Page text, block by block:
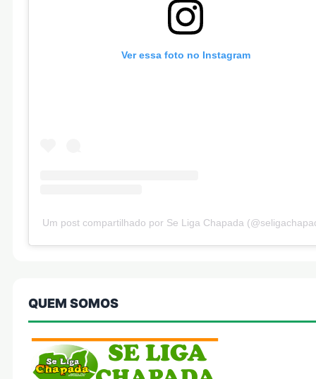
Ver essa foto no Instagram
Um post compartilhado por Se Liga Chapada
QUEM SOMOS